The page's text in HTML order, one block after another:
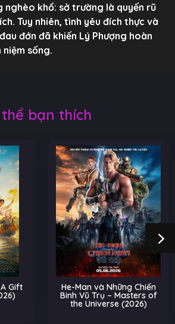
nghèo khổ: sở trường là quyến rũ
Tuy nhiên, tình yêu đích thực và
đớn đã khiến Lý Phượng hoàn
sống.
bạn thích
Gift He-Man và Những Chiến
Binh Vũ Trụ – Masters of
the Universe (2026)